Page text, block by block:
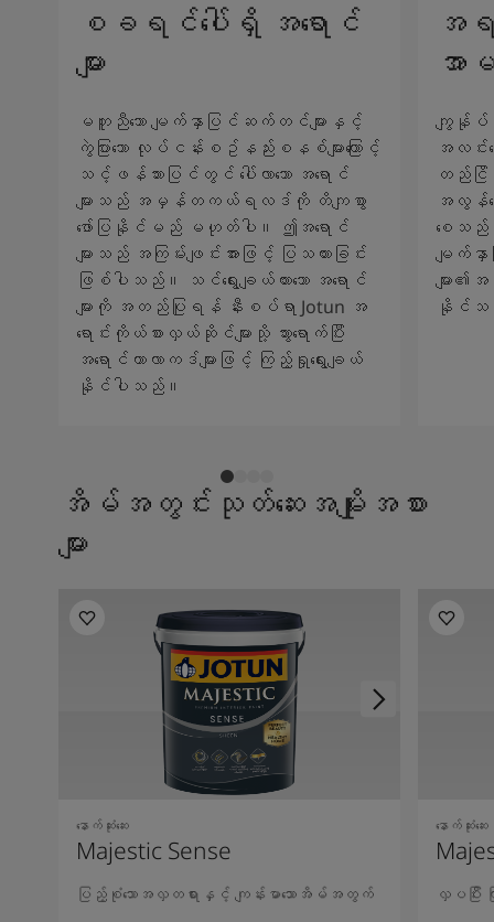
စခရင်ပေါ်ရှိ အရောင်
များ
မတူညီသော မျက်နှာပြင်ဆက်တင်များနှင့်
ကွဲပြားသော လုပ်ငန်းစဥ်နည်းစနစ်များကြောင့်
သင့်ဖန်သားပြင်တွင် ပေါ်လာသော အရောင်
များသည် အမှန်တကယ်ရလဒ်ကို တိကျစွာ
ဖော်ပြနိုင်မည် မဟုတ်ပါ။ ဤအရောင်
များသည် အကြမ်းဖျင်းအားဖြင့် ပြသထားခြင်း
ဖြစ်ပါသည်။ သင်ရွေးချယ်ထားသော အရောင်
များကို အတည်ပြုရန် နီးစပ်ရာ Jotun အ
ရောင်းကိုယ်စားလှယ်ဆိုင်များသို့ သွားရောက်ပြီး
အရောင်ကာလာကဒ်များဖြင့် ကြည့်ရှုရွေးချယ်
နိုင်ပါသည်။
အရ
အ
ကျွန်ုပ်တို့
အလင်း
တည်ငြိ
အလွန်က
စေသည်
မျက်နှ
များ
နိုင်သ
အိမ်အတွင်းသုတ်ဆေးအမျိုးအစား
များ
နောက်ဆုံးဆေး
Majestic Sense
ပြည့်စုံသောအလှတရားနှင့် ကျန်းမာသောအိမ်အတွက်
နောက်ဆုံးဆေး
လှပပြီ